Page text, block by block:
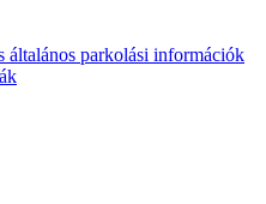
általános parkolási információk